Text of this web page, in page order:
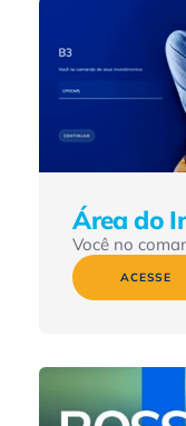
Área do
Você no
ACESSE